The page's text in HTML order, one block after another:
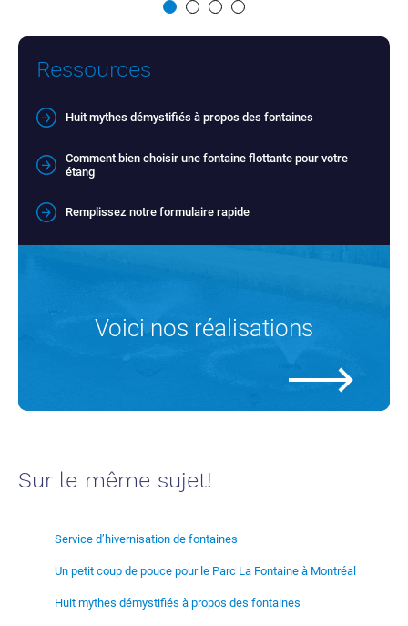
Ressources
Huit mythes démystifiés à propos des fontaines
Comment bien choisir une fontaine flottante pour votre
étang
Remplissez notre formulaire rapide
Voici nos réalisations
Sur le même sujet!
Service d’hivernisation de fontaines
Un petit coup de pouce pour le Parc La Fontaine à Montréal
Huit mythes démystifiés à propos des fontaines